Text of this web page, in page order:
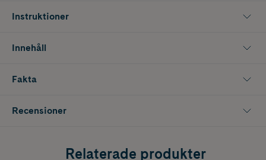
Instruktioner
Innehåll
Fakta
Recensioner
Relaterade produkter